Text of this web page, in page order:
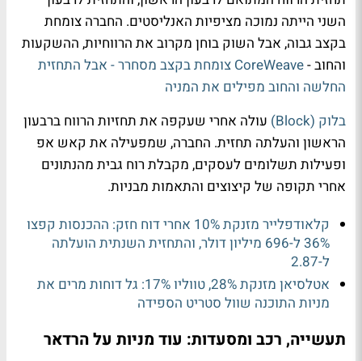
השני הייתה נמוכה מציפיות האנליסטים. החברה צומחת
בקצב גבוה, אבל השוק בוחן מקרוב את הרווחיות, ההשקעות
והחוב -
CoreWeave צומחת בקצב מסחרר - אבל התחזית
החלשה והחוב מפילים את המניה
בלוק (Block)
עולה אחרי שעקפה את תחזיות הרווח ברבעון
הראשון והעלתה תחזית. החברה, שמפעילה את קאש אפ
ופעילות תשלומים לעסקים, מקבלת רוח גבית מהנתונים
אחרי תקופה של קיצוצים והתאמות מבניות.
קלאודפלייר מזנקת 10% אחרי דוח חזק: ההכנסות קפצו
36% ל-696 מיליון דולר, והתחזית השנתית הועלתה
ל-2.87
אטלסיאן מזנקת 28%, טווליו 17%: גל דוחות מרים את
מניות התוכנה שוול סטריט הספידה
תעשייה, רכב ומסעדות: עוד מניות על הרדאר